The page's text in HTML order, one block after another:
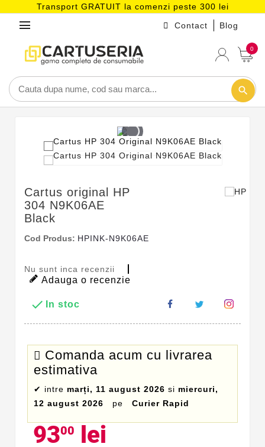
Transport GRATUIT la comenzi peste 300 lei
menu Contact Blog
0
search
Cartus original HP
304 N9K06AE
Black
Cod Produs: HPINK-N9K06AE
Nu sunt inca recenzii
Adauga o recenzie
 In stoc
Comanda acum cu livrarea
estimativa
✔ intre marți, 11 august 2026 si miercuri,
12 august 2026
pe Curier Rapid
9300 lei